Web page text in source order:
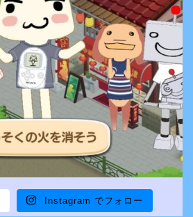
Instagram でフォロー